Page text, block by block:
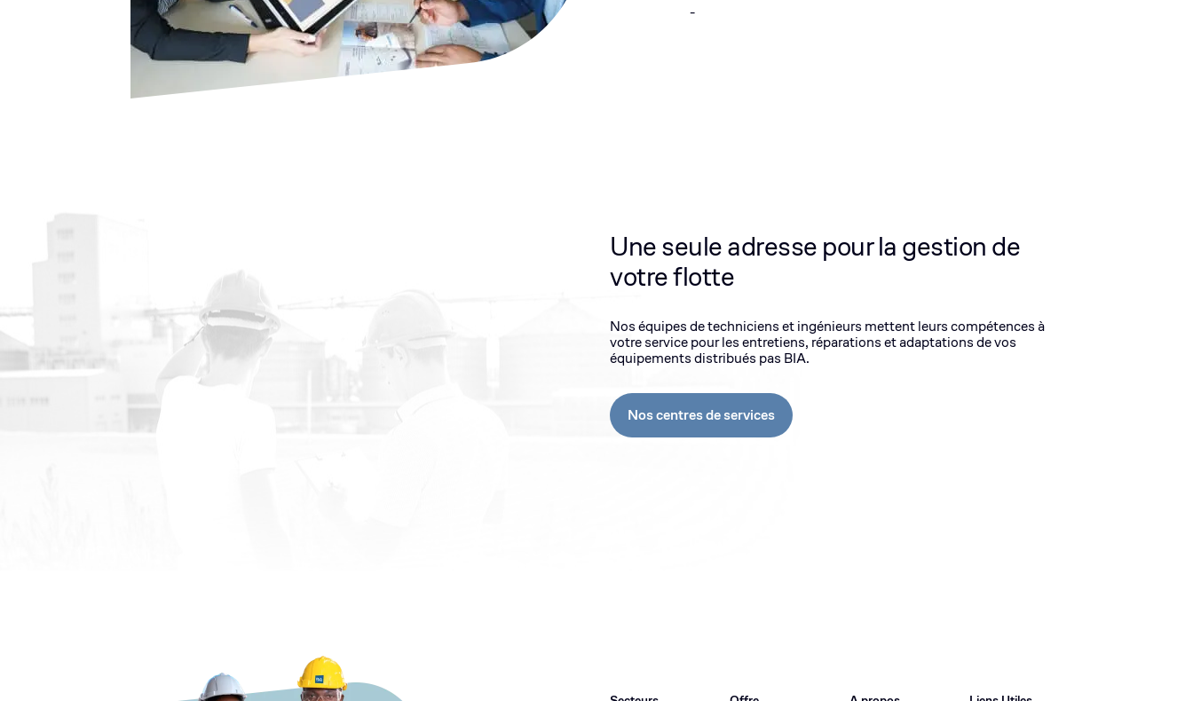
-
Une seule adresse pour la gestion de
votre flotte
Nos équipes de techniciens et ingénieurs mettent leurs compétences à
votre service pour les entretiens, réparations et adaptations de vos
équipements distribués pas BIA.
Nos centres de services